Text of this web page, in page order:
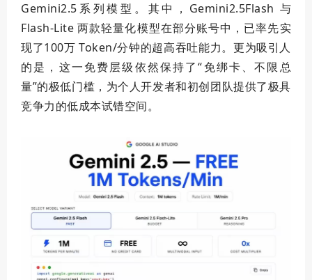
Gemini2.5系列模型。其中，Gemini2.5Flash 与
Flash-Lite 两款轻量化模型在部分账号中，已率先实
现了100万 Token/分钟的超高吞吐能力。更为吸引人
的是，这一免费层级依然保持了“免绑卡、不限总
量”的极低门槛，为个人开发者和初创团队提供了极具
竞争力的低成本试错空间。